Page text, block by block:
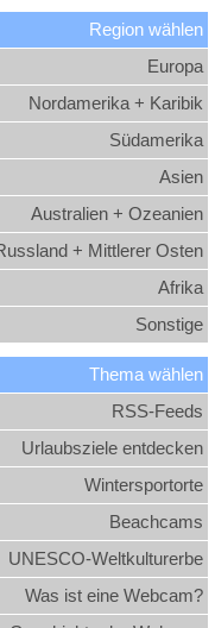
Region wählen
Europa
Nordamerika + Karibik
Südamerika
Asien
Australien + Ozeanien
+ Mittlerer Osten
Afrika
Sonstige
Thema wählen
RSS-Feeds
Urlaubsziele entdecken
Wintersportorte
Beachcams
UNESCO-Weltkulturerbe
Was ist eine Webcam?